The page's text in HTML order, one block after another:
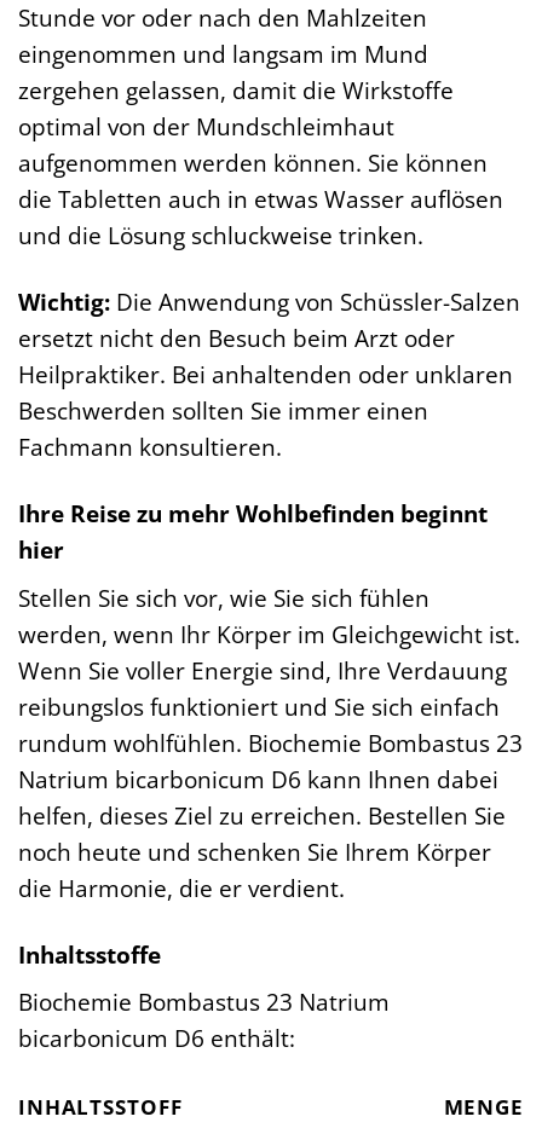
Stunde vor oder nach den Mahlzeiten
eingenommen und langsam im Mund
zergehen gelassen, damit die Wirkstoffe
optimal von der Mundschleimhaut
aufgenommen werden können. Sie können
die Tabletten auch in etwas Wasser auflösen
und die Lösung schluckweise trinken.
Wichtig: Die Anwendung von Schüssler-Salzen
ersetzt nicht den Besuch beim Arzt oder
Heilpraktiker. Bei anhaltenden oder unklaren
Beschwerden sollten Sie immer einen
Fachmann konsultieren.
Ihre Reise zu mehr Wohlbefinden beginnt
hier
Stellen Sie sich vor, wie Sie sich fühlen
werden, wenn Ihr Körper im Gleichgewicht ist.
Wenn Sie voller Energie sind, Ihre Verdauung
reibungslos funktioniert und Sie sich einfach
rundum wohlfühlen. Biochemie Bombastus 23
Natrium bicarbonicum D6 kann Ihnen dabei
helfen, dieses Ziel zu erreichen. Bestellen Sie
noch heute und schenken Sie Ihrem Körper
die Harmonie, die er verdient.
Inhaltsstoffe
Biochemie Bombastus 23 Natrium
bicarbonicum D6 enthält:
INHALTSSTOFF MENGE